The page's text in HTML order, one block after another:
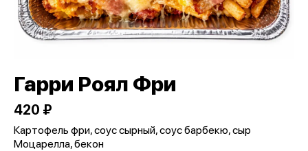
Гарри Роял Фри
420 ₽
Картофель фри, соус сырный, соус барбекю, сыр
Моцарелла, бекон